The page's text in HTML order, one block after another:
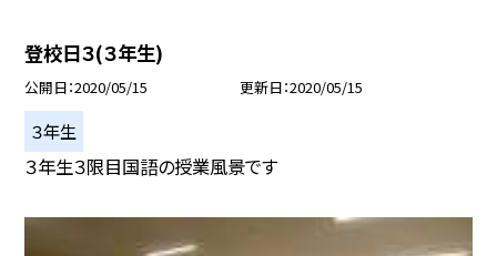
登校日３(３年生)
公開日 2020/05/15 更新日 2020/05/15
３年生
３年生３限目国語の授業風景です